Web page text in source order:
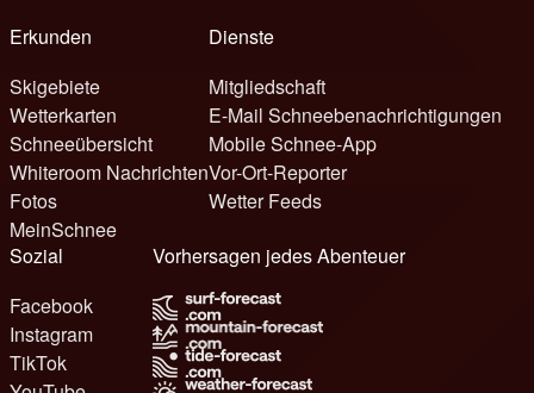
Erkunden
Skigebiete
Wetterkarten
Schneeübersicht
Whiteroom Nachrichten
Fotos
MeinSchnee
Dienste
Mitgliedschaft
E-Mail Schneebenachrichtigungen
Mobile Schnee-App
Vor-Ort-Reporter
Wetter Feeds
Sozial
Facebook
Instagram
TikTok
Vorhersagen jedes Abenteuer